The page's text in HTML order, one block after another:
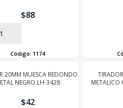
$88
Código:1174
20MM MUESCA REDONDO
NEGRO LH-3428
$42
METALICO